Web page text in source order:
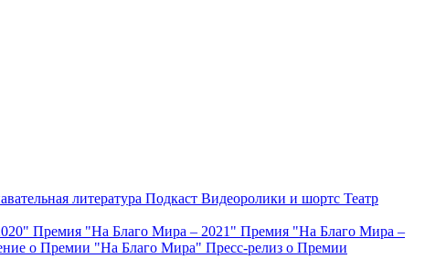
литература Подкаст Видеоролики и шортс Театр
Премия "На Благо Мира – 2021" Премия "На Благо Мира –
о Премии "На Благо Мира" Пресс-релиз о Премии